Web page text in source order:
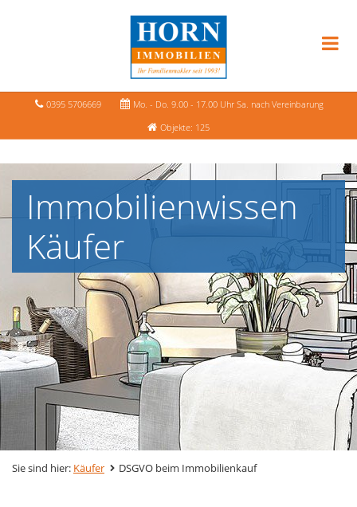
0395 5706669
Mo. - Do. 9.00 - 17.00 Uhr Sa. nach Vereinbarung
Objekte: 125
Immobilienwissen
Käufer
Sie sind hier: Käufer DSGVO beim Immobilienkauf